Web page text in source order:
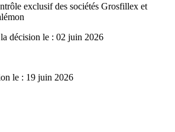
exclusif des sociétés Grosfillex et
décision le : 02 juin 2026
le : 19 juin 2026